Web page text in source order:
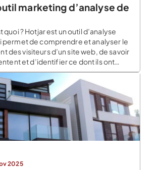
marketing d’analyse de
quoi ? Hotjar est un outil d’analyse
permet de comprendre et analyser le
des visiteurs d’un site web, de savoir
et d’identifier ce dont ils ont
été créé en 2014 par David Darmanin.
outils d’analyse et de commentaire,
avec les […]
2025